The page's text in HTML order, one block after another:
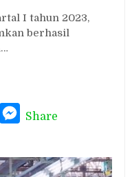
I tahun 2023,
berhasil
TelegramMessenger
Share